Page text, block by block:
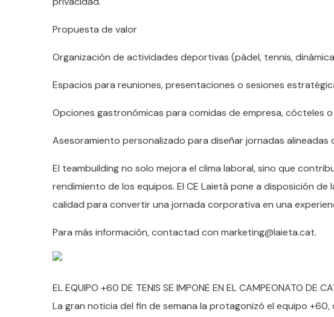
Propuesta de valor
Organización de actividades deportivas (pàdel, tennis,
Espacios para reuniones, presentaciones o sesiones
Opciones gastronómicas para comidas de empresa, cócteles
Asesoramiento personalizado para diseñar jornadas
El teambuilding no solo mejora el clima laboral, sino que
rendimiento de los equipos. El CE Laietà pone a disposición
calidad para convertir una jornada corporativa en una
Para más información, contactad con marketing@laieta.cat.
EL EQUIPO +60 DE TENIS SE IMPONE EN EL CAMPEONATO DE
La gran noticia del fin de semana la protagonizó el equipo